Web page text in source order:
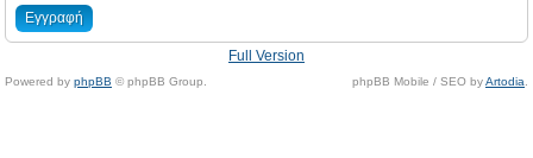
Εγγραφή
Full Version
Powered by phpBB © phpBB Group. phpBB Mobile / SEO byArtodia